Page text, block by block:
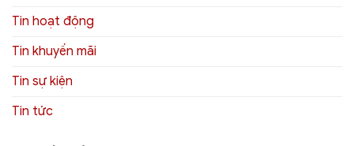
Tin hoạt động
Tin khuyến mãi
Tin sự kiện
Tin tức